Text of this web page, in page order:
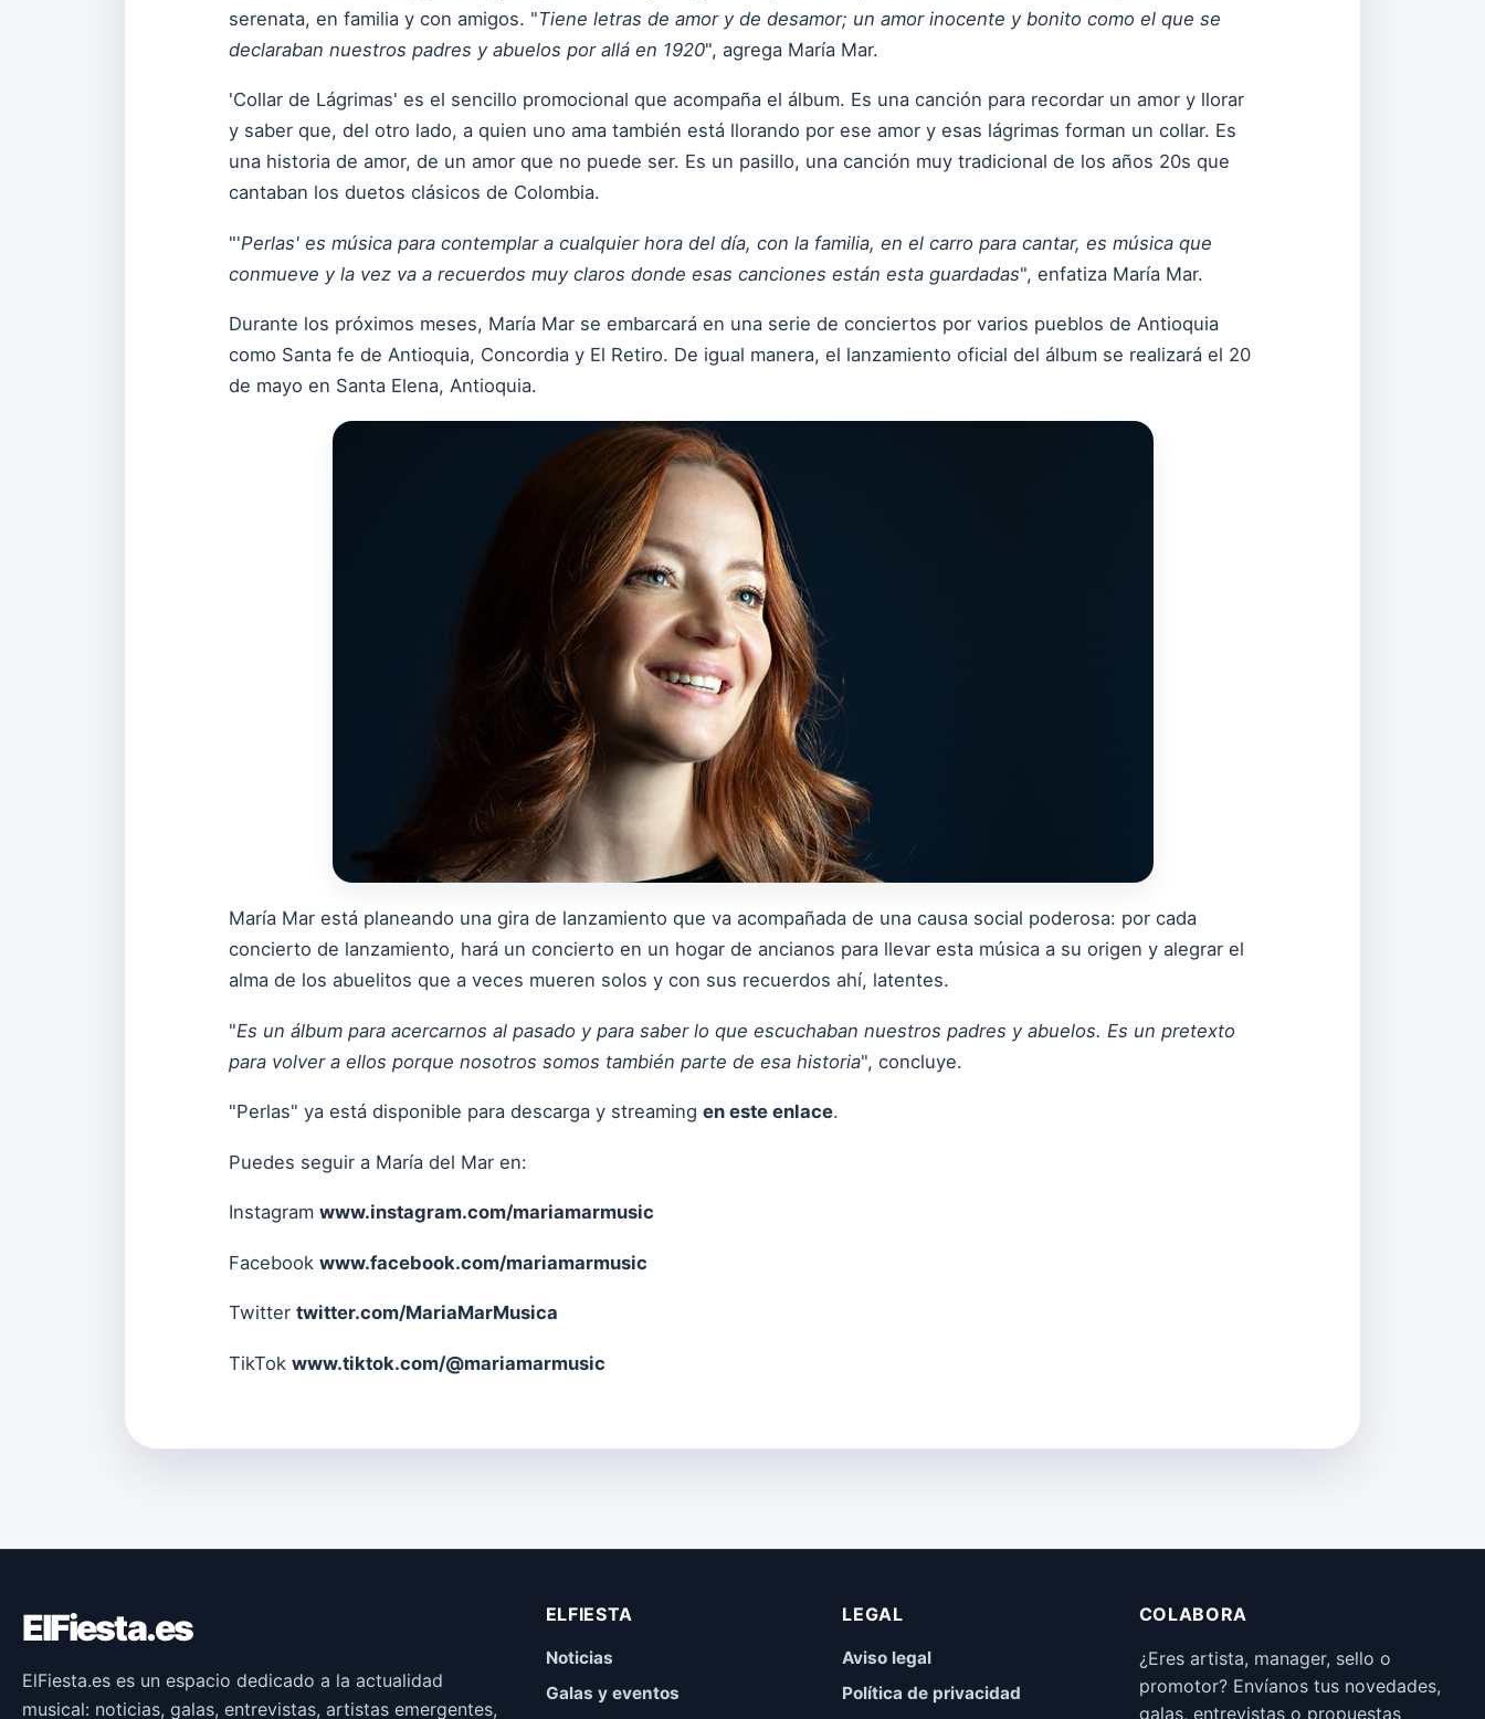
serenata, en familia y con amigos. "Tiene letras de amor y de desamor; un amor inocente y bonito como el que se
declaraban nuestros padres y abuelos por allá en 1920", agrega María Mar.
'Collar de Lágrimas' es el sencillo promocional que acompaña el álbum. Es una canción para recordar un amor y llorar
y saber que, del otro lado, a quien uno ama también está llorando por ese amor y esas lágrimas forman un collar. Es
una historia de amor, de un amor que no puede ser. Es un pasillo, una canción muy tradicional de los años 20s que
cantaban los duetos clásicos de Colombia.
"'Perlas' es música para contemplar a cualquier hora del día, con la familia, en el carro para cantar, es música que
conmueve y la vez va a recuerdos muy claros donde esas canciones están esta guardadas", enfatiza María Mar.
Durante los próximos meses, María Mar se embarcará en una serie de conciertos por varios pueblos de Antioquia
como Santa fe de Antioquia, Concordia y El Retiro. De igual manera, el lanzamiento oficial del álbum se realizará el 20
de mayo en Santa Elena, Antioquia.
María Mar está planeando una gira de lanzamiento que va acompañada de una causa social poderosa: por cada
concierto de lanzamiento, hará un concierto en un hogar de ancianos para llevar esta música a su origen y alegrar el
alma de los abuelitos que a veces mueren solos y con sus recuerdos ahí, latentes.
"Es un álbum para acercarnos al pasado y para saber lo que escuchaban nuestros padres y abuelos. Es un pretexto
para volver a ellos porque nosotros somos también parte de esa historia", concluye.
"Perlas" ya está disponible para descarga y streaming en este enlace.
Puedes seguir a María del Mar en:
Instagram www.instagram.com/mariamarmusic
Facebook www.facebook.com/mariamarmusic
Twitter twitter.com/MariaMarMusica
TikTok www.tiktok.com/@mariamarmusic
ElFiesta.es
ElFiesta.es es un espacio dedicado a la actualidad
musical: noticias, galas, entrevistas, artistas emergentes,
ELFIESTA
Noticias
Galas y eventos
LEGAL
Aviso legal
Política de privacidad
COLABORA
¿Eres artista, manager, sello o
promotor? Envíanos tus novedades,
galas, entrevistas o propuestas